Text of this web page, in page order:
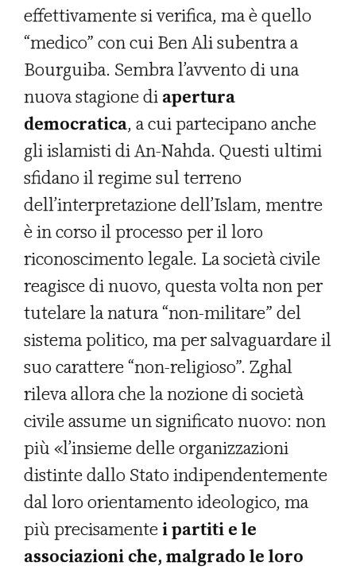
effettivamente si verifica, ma è quello
“medico” con cui Ben Ali subentra a
Bourguiba. Sembra l’avvento di una
nuova stagione diapertura
democratica, a cui partecipano anche
gli islamisti di An-Nahda. Questi ultimi
sfidano il regime sul terreno
dell’interpretazione dell’Islam, mentre
è in corso il processo per il loro
riconoscimento legale. La società civile
reagisce di nuovo, questa volta non per
tutelare la natura “non-militare” del
sistema politico, ma per salvaguardare il
suo carattere “non-religioso”. Zghal
rileva allora che la nozione di società
civile assume un significato nuovo: non
più «l’insieme delle organizzazioni
distinte dallo Stato indipendentemente
dal loro orientamento ideologico, ma
più precisamentei partiti e le
associazioni che, malgrado le loro